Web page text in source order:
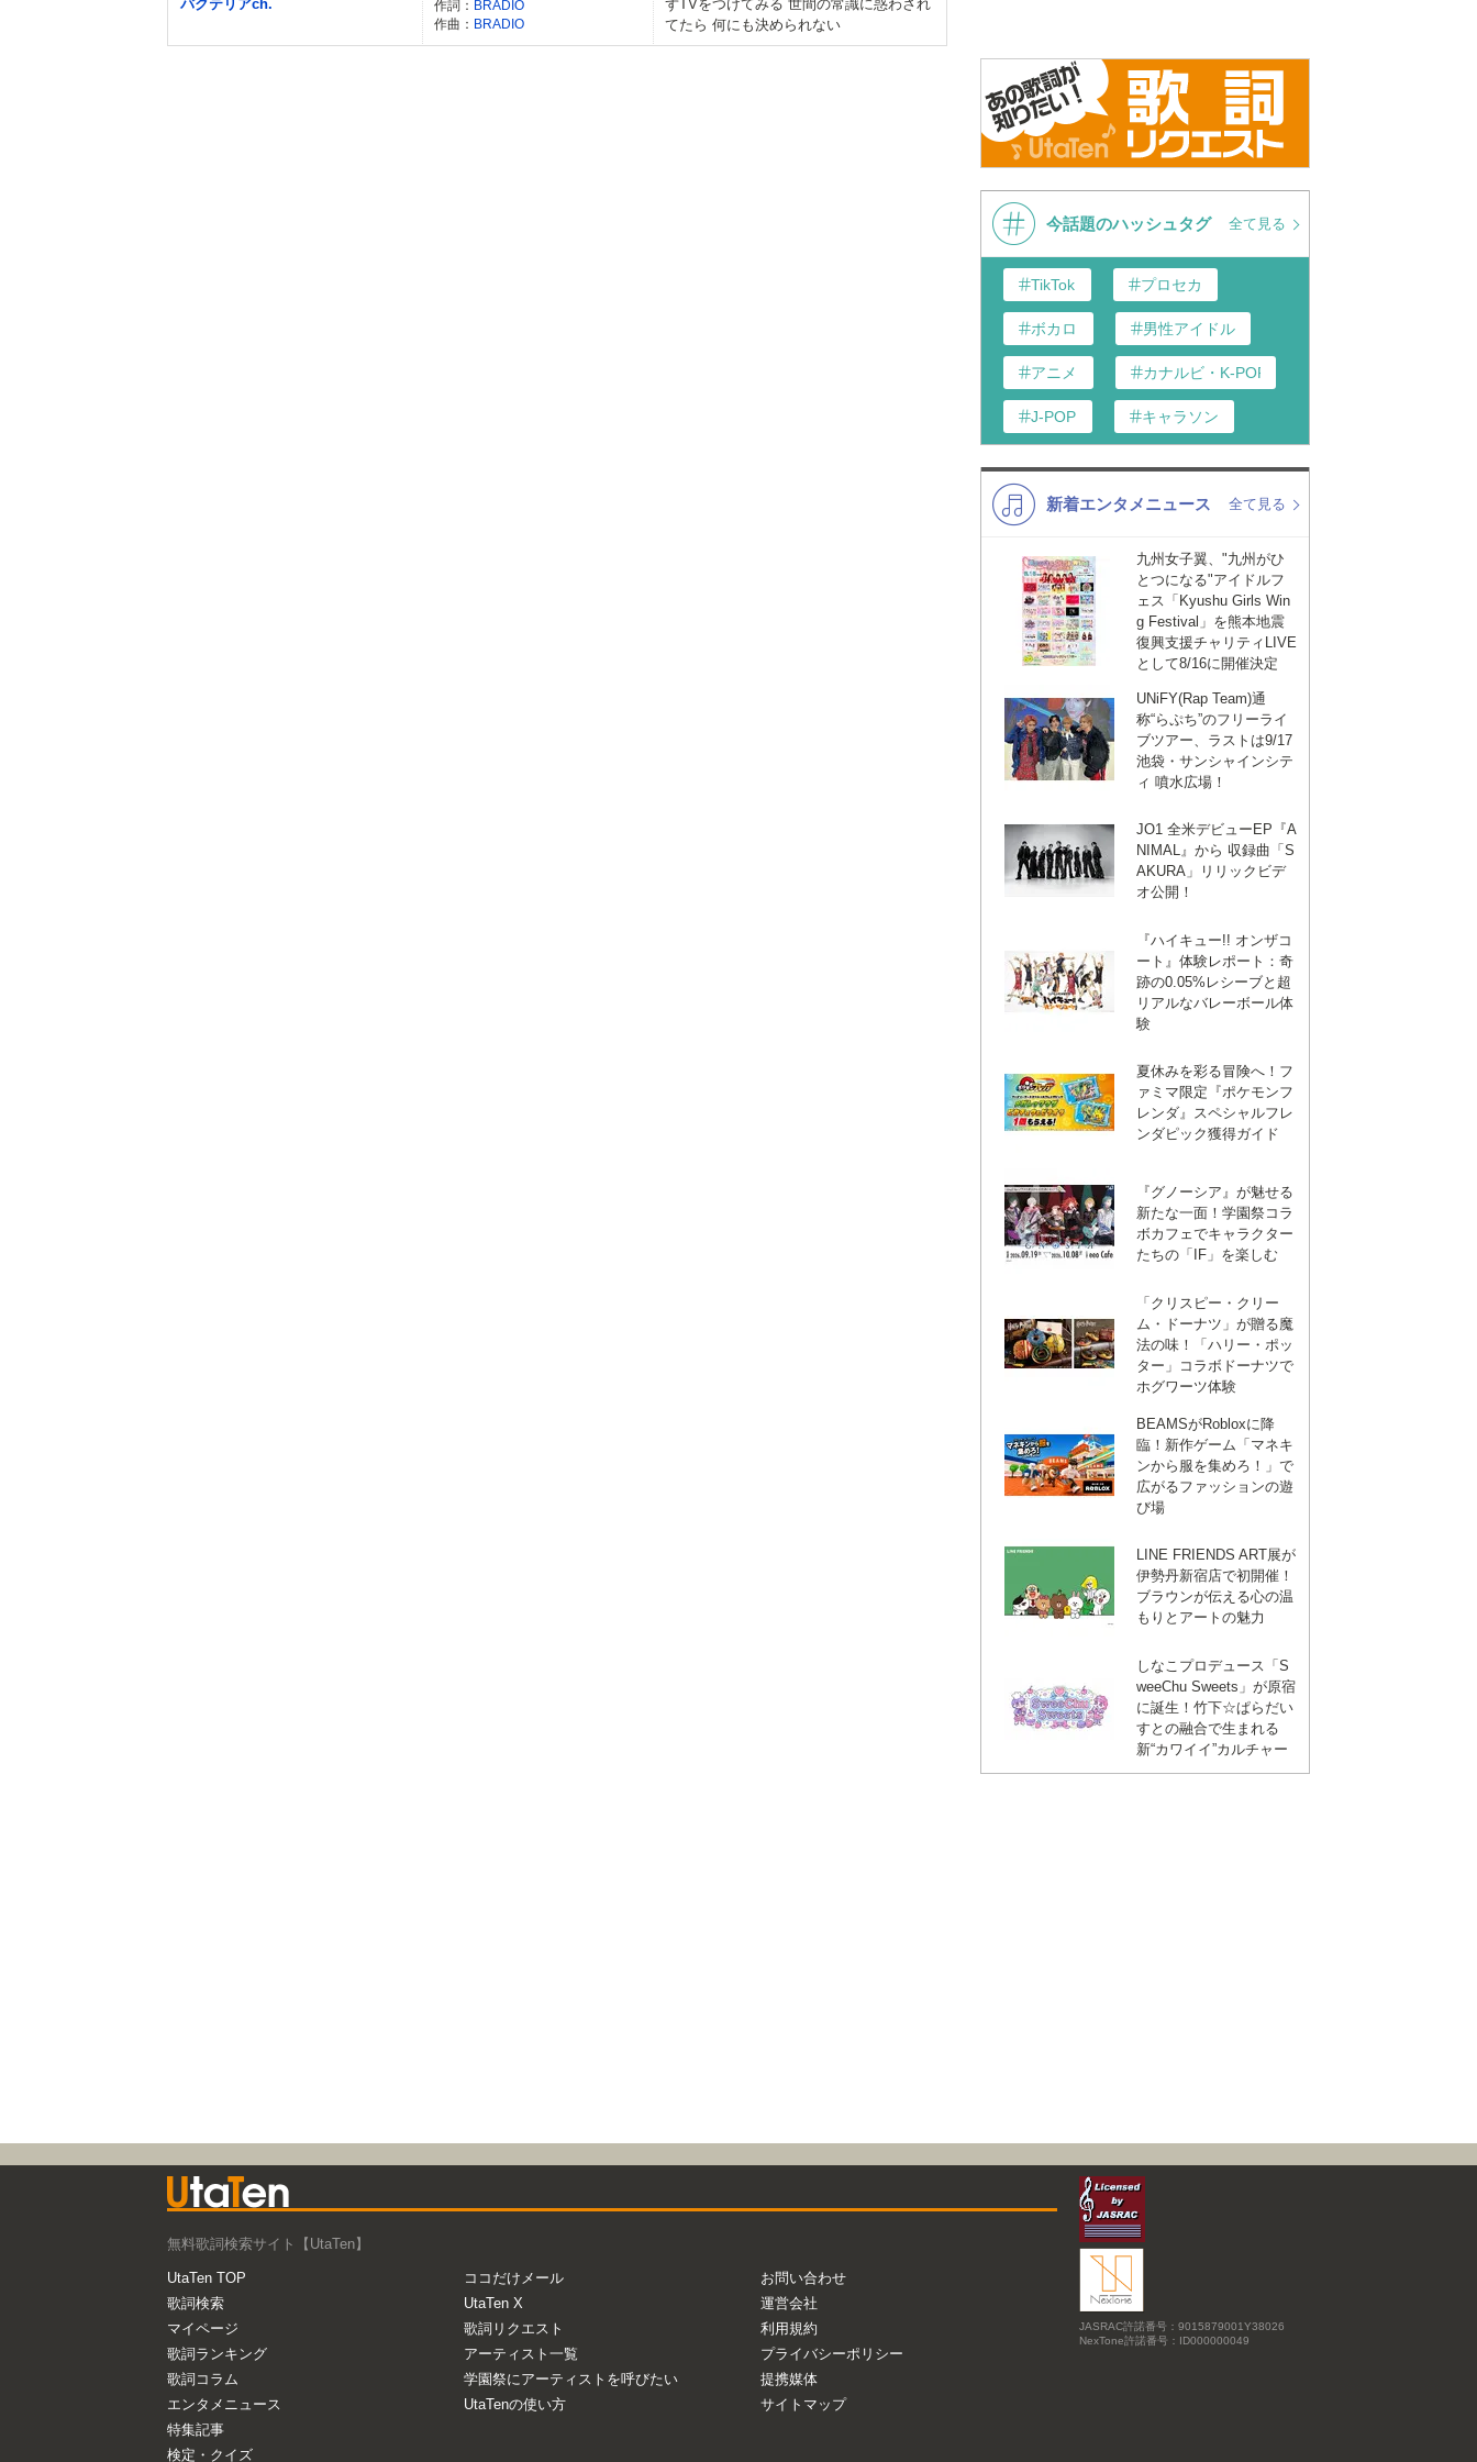
バクテリアch. 作詞： BRADIO
作曲： BRADIO
ずTVをつけてみる 世間の常識に惑わされ
てたら 何にも決められない
今話題のハッシュタグ 全て見る
TikTok プロセカ
ボカロ 男性アイドル
アニメ カナルビ・K-POP和訳
J-POP キャラソン
K-POP 演歌・歌謡
洋楽
VTuber ディズニー
新着エンタメニュース 全て見る
九州女子翼、"九州がひ
とつになる"アイドルフ
ェス「Kyushu Girls Win
g Festival」を熊本地震
復興支援チャリティLIVE
として8/16に開催決定
UNiFY(Rap Team)通
称“らぷち”のフリーライ
ブツアー、ラストは9/17
池袋・サンシャインシテ
ィ 噴水広場！
JO1 全米デビューEP『A
NIMAL』から 収録曲「S
AKURA」リリックビデ
オ公開！
『ハイキュー!! オンザコ
ート』体験レポート：奇
跡の0.05%レシーブと超
リアルなバレーボール体
験
夏休みを彩る冒険へ！フ
ァミマ限定『ポケモンフ
レンダ』スペシャルフレ
ンダピック獲得ガイド
『グノーシア』が魅せる
新たな一面！学園祭コラ
ボカフェでキャラクター
たちの「IF」を楽しむ
「クリスピー・クリー
ム・ドーナツ」が贈る魔
法の味！「ハリー・ポッ
ター」コラボドーナツで
ホグワーツ体験
BEAMSがRobloxに降
臨！新作ゲーム「マネキ
ンから服を集めろ！」で
広がるファッションの遊
び場
LINE FRIENDS ART展が
伊勢丹新宿店で初開催！
ブラウンが伝える心の温
もりとアートの魅力
しなこプロデュース「S
weeChu Sweets」が原宿
に誕生！竹下☆ぱらだい
すとの融合で生まれる
新“カワイイ”カルチャー
無料歌詞検索サイト【UtaTen】
UtaTen TOP
歌詞検索
マイページ
歌詞ランキング
歌詞コラム
エンタメニュース
特集記事
検定・クイズ
ココだけメール
UtaTen X
歌詞リクエスト
アーティスト一覧
学園祭にアーティストを呼びたい
UtaTenの使い方
お問い合わせ
運営会社
利用規約
プライバシーポリシー
提携媒体
サイトマップ
JASRAC許諾番号：9015879001Y38026
NexTone許諾番号：ID000000049